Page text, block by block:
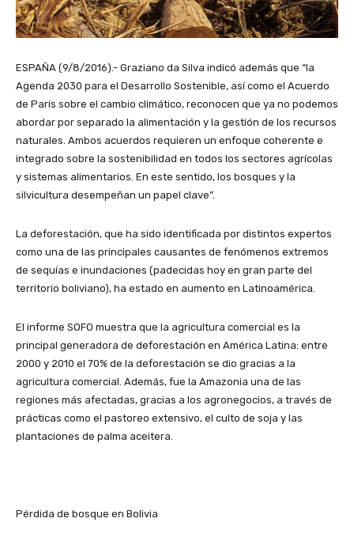
ESPAÑA (9/8/2016).- Graziano da Silva indicó además que “la
Agenda 2030 para el Desarrollo Sostenible, así como el Acuerdo
de París sobre el cambio climático, reconocen que ya no podemos
abordar por separado la alimentación y la gestión de los recursos
naturales. Ambos acuerdos requieren un enfoque coherente e
integrado sobre la sostenibilidad en todos los sectores agrícolas
y sistemas alimentarios. En este sentido, los bosques y la
silvicultura desempeñan un papel clave”.
La deforestación, que ha sido identificada por distintos expertos
como una de las principales causantes de fenómenos extremos
de sequías e inundaciones (padecidas hoy en gran parte del
territorio boliviano), ha estado en aumento en Latinoamérica.
El informe SOFO muestra que la agricultura comercial es la
principal generadora de deforestación en América Latina: entre
2000 y 2010 el 70% de la deforestación se dio gracias a la
agricultura comercial. Además, fue la Amazonia una de las
regiones más afectadas, gracias a los agronegocios, a través de
prácticas como el pastoreo extensivo, el culto de soja y las
plantaciones de palma aceitera.
Pérdida de bosque en Bolivia